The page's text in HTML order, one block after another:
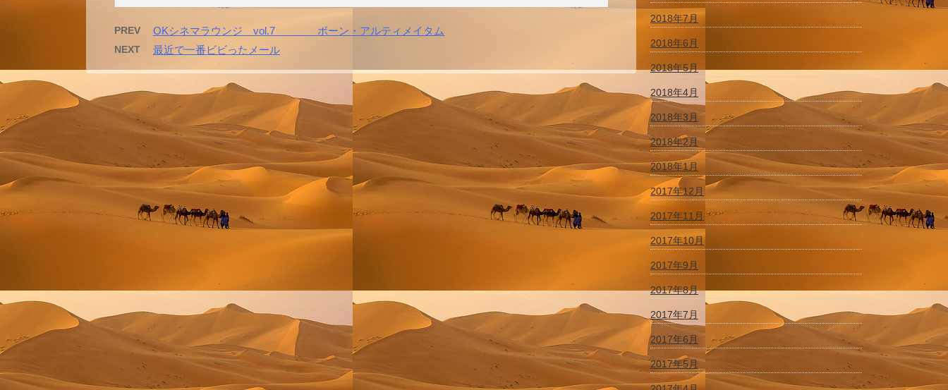
PREV OKシネマラウンジ vol.7 ボーン・アルティメイタム
NEXT 最近で一番ビビったメール
2018年7月
2018年6月
2018年5月
2018年4月
2018年3月
2018年2月
2018年1月
2017年12月
2017年11月
2017年10月
2017年9月
2017年8月
2017年7月
2017年6月
2017年5月